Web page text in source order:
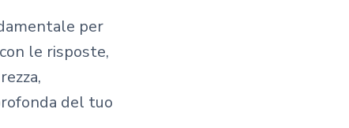
per
le risposte,
del tuo